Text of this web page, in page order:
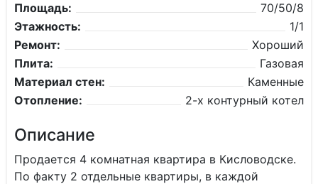
Площадь:
70/50/8
Этажность:
1/1
Ремонт:
Хороший
Плита:
Газовая
Материал стен:
Каменные
Отопление:
2-х контурный котел
Описание
Продается 4 комнатная квартира в Кисловодске.
По факту 2 отдельные квартиры, в каждой